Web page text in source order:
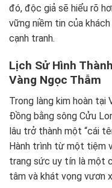
đó, độc giả sẽ hiểu rõ
vững niềm tin của
cạnh tranh.
Lịch Sử Hình
Vàng Ngọc Thẫm
Trong làng kim hoàn
Đồng bằng sông Cửu
lâu trở thành một “cái
Hành trình từ một tiệm
trang sức uy tín là một
tâm và khát vọng vươn